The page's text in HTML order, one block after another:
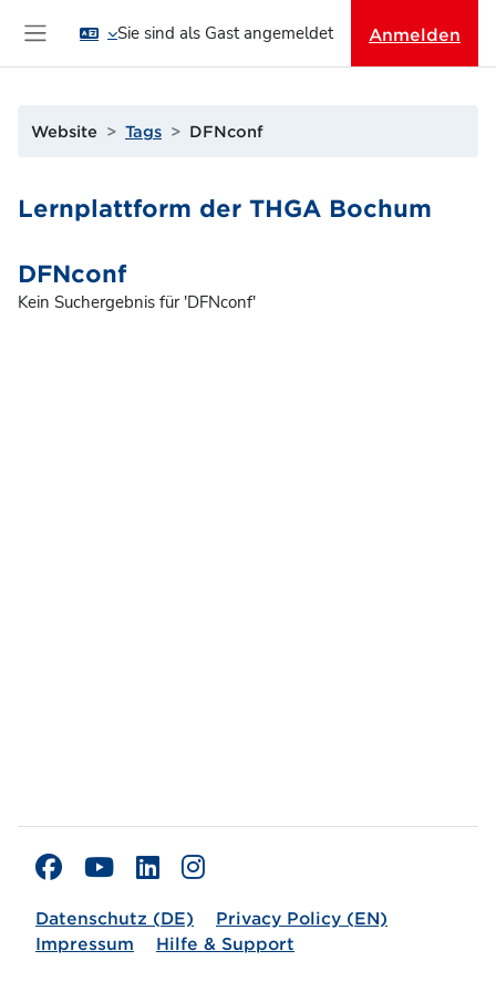
Sie sind als Gast angemeldet Anmelden
Website Tags DFNconf
Lernplattform der THGA Bochum
DFNconf
Kein Suchergebnis für 'DFNconf'
Datenschutz (DE)
Privacy Policy (EN)
Impressum
Hilfe & Support